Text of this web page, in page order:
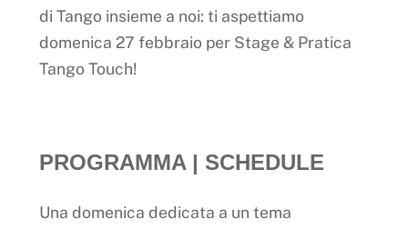
di Tango insieme a noi: ti aspettiamo
domenica 27 febbraio per Stage & Pratica
Tango Touch!
PROGRAMMA | SCHEDULE
Una domenica dedicata a un tema